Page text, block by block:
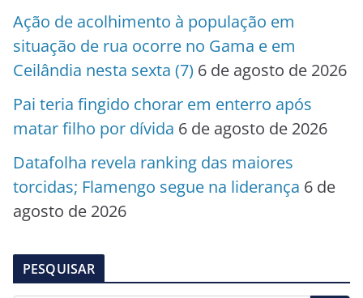
Ação de acolhimento à população em
situação de rua ocorre no Gama e em
Ceilândia nesta sexta (7) 6 de agosto de 2026
Pai teria fingido chorar em enterro após
matar filho por dívida 6 de agosto de 2026
Datafolha revela ranking das maiores
torcidas; Flamengo segue na liderança 6 de
agosto de 2026
PESQUISAR